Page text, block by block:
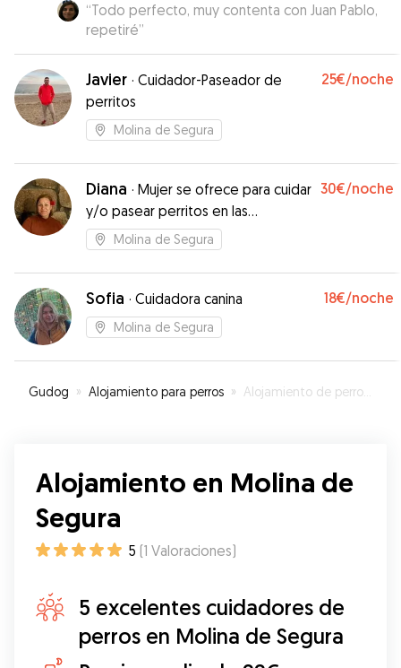
“Todo perfecto, muy contenta con Juan Pablo,
repetiré”
Javier · Cuidador-Paseador de
perritos
25€/noche
Molina de Segura
Diana · Mujer se ofrece para cuidar
y/o pasear perritos en las
urbanizaciones de Molina
30€/noche
Molina de Segura
Sofia · Cuidadora canina 18€/noche
Molina de Segura
Gudog » Alojamiento para perros » Alojamiento de perros en Molina de Segura
Alojamiento en Molina de
Segura
5 (1 Valoraciones)
5 excelentes cuidadores de
perros en Molina de Segura